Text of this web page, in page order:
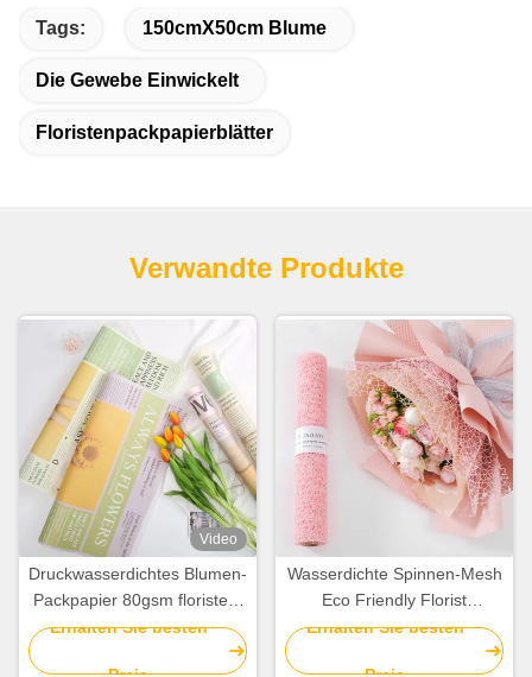
Tags: 150cmX50cm Blume
Die Gewebe Einwickelt
Floristenpackpapierblätter
Verwandte Produkte
Video
Druckwasserdichtes Blumen-
Packpapier 80gsm floristen-
Wrapping Papers
Erhalten Sie besten
Wasserdichte Spinnen-Mesh
Eco Friendly Florist
Wrapping-Papier-Rolle
Erhalten Sie besten